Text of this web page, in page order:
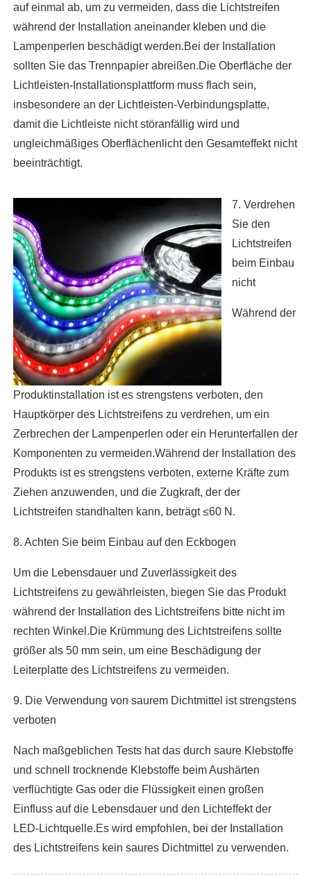
auf einmal ab, um zu vermeiden, dass die Lichtstreifen
während der Installation aneinander kleben und die
Lampenperlen beschädigt werden.Bei der Installation
sollten Sie das Trennpapier abreißen.Die Oberfläche der
Lichtleisten-Installationsplattform muss flach sein,
insbesondere an der Lichtleisten-Verbindungsplatte,
damit die Lichtleiste nicht störanfällig wird und
ungleichmäßiges Oberflächenlicht den Gesamteffekt nicht
beeinträchtigt.
7. Verdrehen
Sie den
Lichtstreifen
beim Einbau
nicht
Während der
Produktinstallation ist es strengstens verboten, den
Hauptkörper des Lichtstreifens zu verdrehen, um ein
Zerbrechen der Lampenperlen oder ein Herunterfallen der
Komponenten zu vermeiden.Während der Installation des
Produkts ist es strengstens verboten, externe Kräfte zum
Ziehen anzuwenden, und die Zugkraft, der der
Lichtstreifen standhalten kann, beträgt ≤60 N.
8. Achten Sie beim Einbau auf den Eckbogen
Um die Lebensdauer und Zuverlässigkeit des
Lichtstreifens zu gewährleisten, biegen Sie das Produkt
während der Installation des Lichtstreifens bitte nicht im
rechten Winkel.Die Krümmung des Lichtstreifens sollte
größer als 50 mm sein, um eine Beschädigung der
Leiterplatte des Lichtstreifens zu vermeiden.
9. Die Verwendung von saurem Dichtmittel ist strengstens
verboten
Nach maßgeblichen Tests hat das durch saure Klebstoffe
und schnell trocknende Klebstoffe beim Aushärten
verflüchtigte Gas oder die Flüssigkeit einen großen
Einfluss auf die Lebensdauer und den Lichteffekt der
LED-Lichtquelle.Es wird empfohlen, bei der Installation
des Lichtstreifens kein saures Dichtmittel zu verwenden.